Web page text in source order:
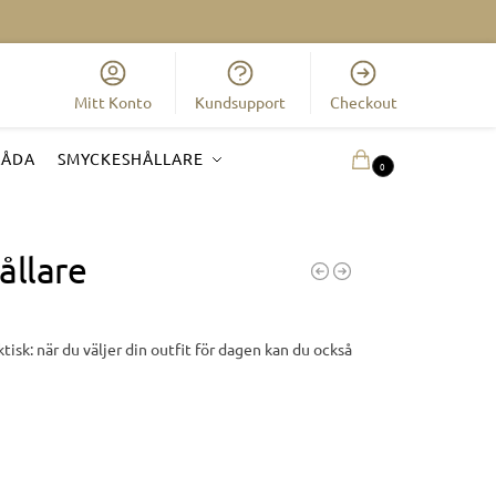
Mitt Konto Kundsupport Checkout
SMYCKESHÅLLARE 0
när du väljer din outfit för dagen kan du också